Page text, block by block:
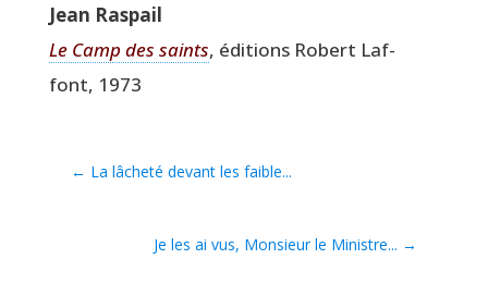
Jean Ras­pail
Le Camp des saints, édi­tions Robert Laf­
font, 1973
← La lâcheté devant les faible...
Je les ai vus, Monsieur le Ministre... →